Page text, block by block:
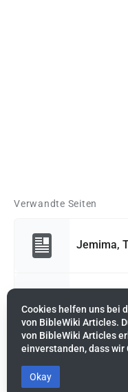
Verwandte Seiten
Jemima,
Keren-
Cookies helfen uns bei
von BibleWiki Articles.
von BibleWiki Articles
einverstanden, dass wir
Okay